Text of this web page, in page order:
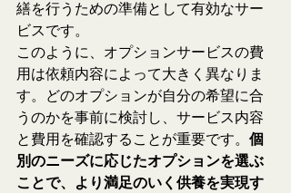
繕を行うための準備として有効なサー
ビスです。
このように、オプションサービスの費
用は依頼内容によって大きく異なりま
す。どのオプションが自分の希望に合
うのかを事前に検討し、サービス内容
と費用を確認することが重要です。 個
別のニーズに応じたオプションを選ぶ
ことで、より満足のいく供養を実現す